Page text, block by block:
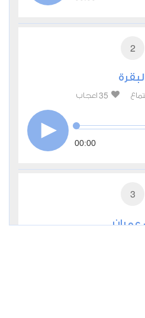
2
35 اعجاب
00:00
3
عمران